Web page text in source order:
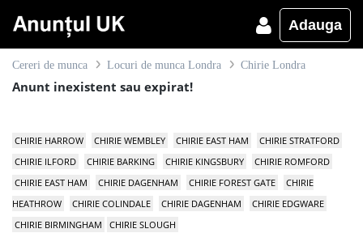
Adauga
Cereri de munca Locuri de munca Londra Chirie Londra
Anunt inexistent sau expirat!
CHIRIE HARROW CHIRIE WEMBLEY CHIRIE EAST HAM
CHIRIE STRATFORD
CHIRIE ILFORD
CHIRIE BARKING CHIRIE KINGSBURY
CHIRIE ROMFORD
CHIRIE EAST HAM
CHIRIE DAGENHAM CHIRIE FOREST GATE
CHIRIE
HEATHROW
CHIRIE COLINDALE CHIRIE DAGENHAM
CHIRIE EDGWARE
CHIRIE BIRMINGHAM
CHIRIE SLOUGH